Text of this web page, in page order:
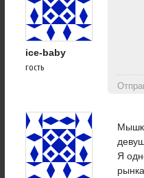
ice-baby
гость
Я